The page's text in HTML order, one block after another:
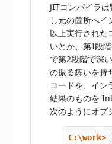
JITコンパイラ
し元の箇所へイ
以上実行された
いとか、第1段
で第2段階で深
の振る舞いを持
コードを、イン
結果のものを
次のようにオプ
C:\work>